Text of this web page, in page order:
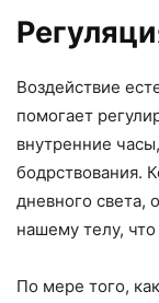
Воздействие
помогает
внутренние
бодрствования.
дневного света,
нашему телу,
По мере того,